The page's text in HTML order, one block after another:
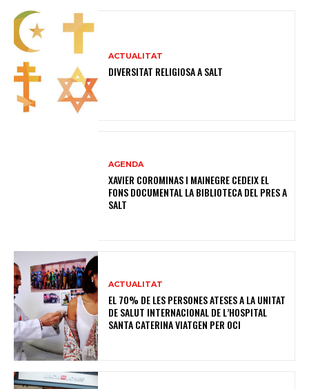
ACTUALITAT
DIVERSITAT RELIGIOSA A SALT
AGENDA
XAVIER COROMINAS I MAINEGRE CEDEIX EL
FONS DOCUMENTAL LA BIBLIOTECA DEL PRES A
SALT
ACTUALITAT
EL 70% DE LES PERSONES ATESES A LA UNITAT
DE SALUT INTERNACIONAL DE L’HOSPITAL
SANTA CATERINA VIATGEN PER OCI